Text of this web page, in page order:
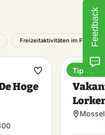
Freizeitaktivitäten im Freien
Hoge
Favorit
machen
Tip van
Feedback